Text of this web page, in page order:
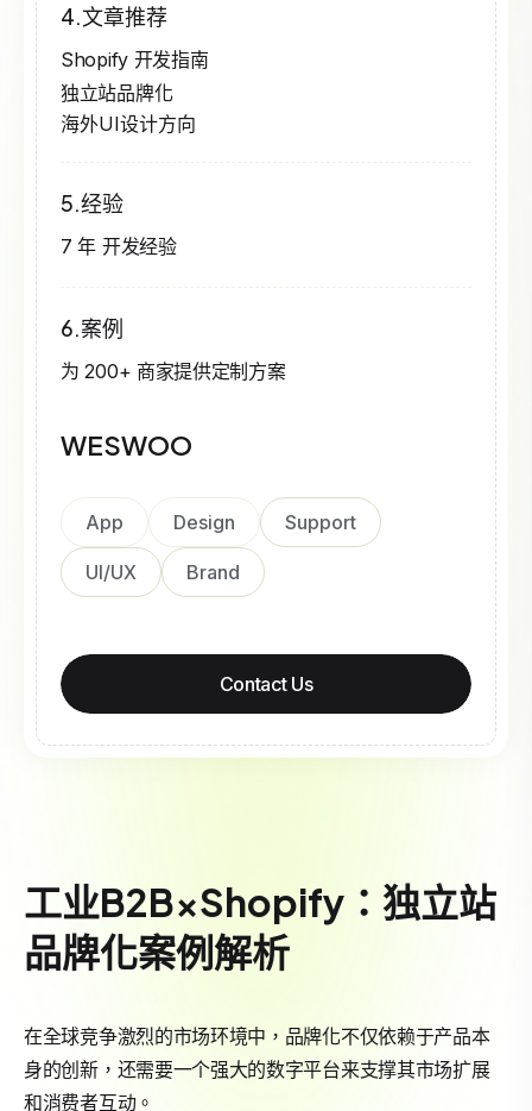
工业B2B×Shopify：独立站
品牌化案例解析
在全球竞争激烈的市场环境中，品牌化不仅依赖于产品本
身的创新，还需要一个强大的数字平台来支撑其市场扩展
和消费者互动。
4.文章推荐
Shopify 开发指南
独立站品牌化
海外UI设计方向
5.经验
7 年 开发经验
6.案例
为 200+ 商家提供定制方案
WESWOO
App Design Support
UI/UX Brand
Contact Us